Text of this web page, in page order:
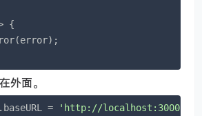
{
外面。
= 'http://localhost:3000'